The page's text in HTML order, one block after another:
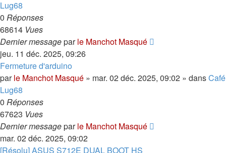
Lug68
0 Réponses
68614 Vues
Dernier messageparle Manchot Masqué
jeu. 11 déc. 2025, 09:26
Fermeture d'arduino
parle Manchot Masqué » mar. 02 déc. 2025, 09:02 » dansCafé
Lug68
0 Réponses
67623 Vues
Dernier messageparle Manchot Masqué
mar. 02 déc. 2025, 09:02
[Résolu] ASUS S712E DUAL BOOT HS